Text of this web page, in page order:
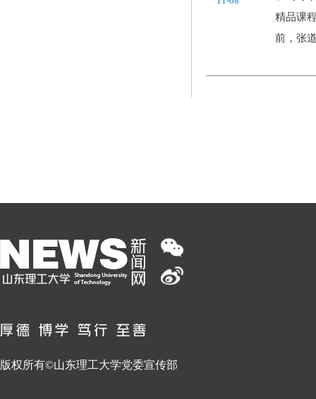
精品课
前，张
版权所有©山东理工大学党委宣传部